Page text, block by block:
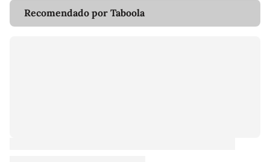
Recomendado por Taboola